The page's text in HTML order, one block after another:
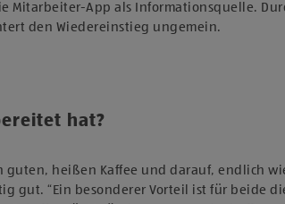
Mitarbeiter-App als Informationsquelle.
den Wiedereinstieg ungemein.
hat?
guten, heißen Kaffee und darauf, endlich
gut. “Ein besonderer Vorteil ist für beide